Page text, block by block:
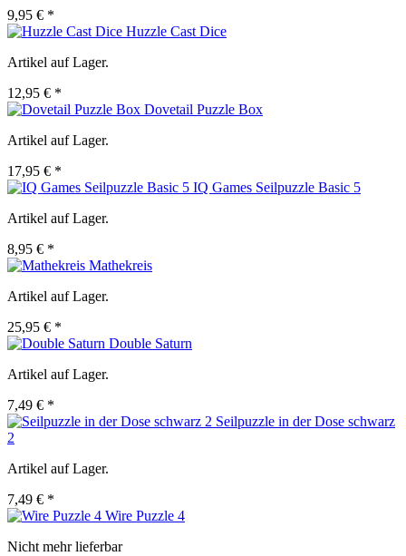
9,95 € *
Huzzle Cast Dice
Artikel auf Lager.
12,95 € *
Dovetail Puzzle Box
Artikel auf Lager.
17,95 € *
IQ Games Seilpuzzle Basic 5
Artikel auf Lager.
8,95 € *
Mathekreis
Artikel auf Lager.
25,95 € *
Double Saturn
Artikel auf Lager.
7,49 € *
Seilpuzzle in der Dose schwarz
2
Artikel auf Lager.
7,49 € *
Wire Puzzle 4
Nicht mehr lieferbar